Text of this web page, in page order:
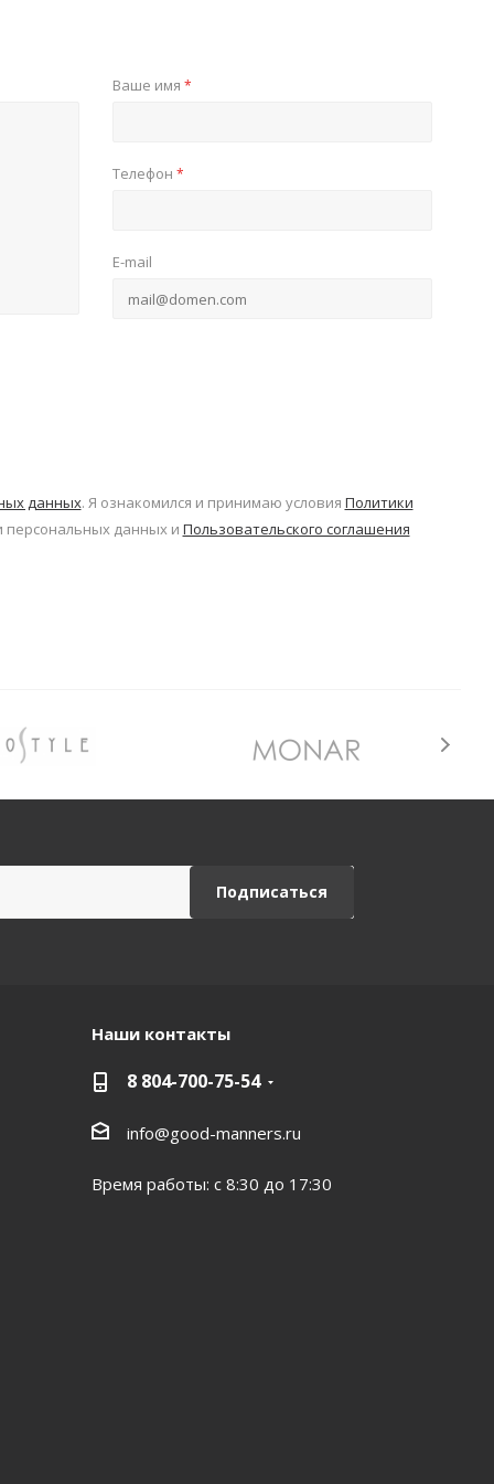
Ваше имя *
Телефон *
E-mail
данных. Я ознакомился и принимаю условия Политики
данных и Пользовательского соглашения
Наши контакты
8 804-700-75-54
info@good-manners.ru
Время работы: с 8:30 до 17:30